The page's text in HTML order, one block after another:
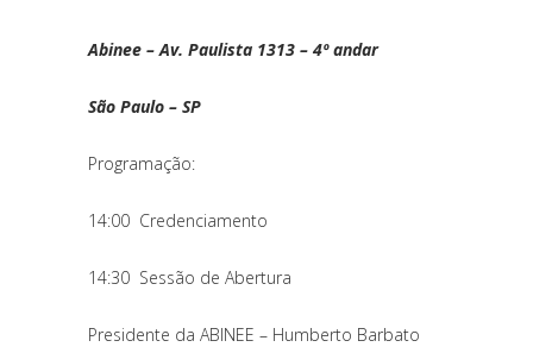
Abinee – Av. Paulista 1313 – 4º andar
São Paulo – SP
Programação:
14:00 Credenciamento
14:30 Sessão de Abertura
Presidente da ABINEE – Humberto Barbato